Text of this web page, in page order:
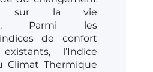
sur la vie
Parmi les
de confort
l’Indice
Climat Thermique